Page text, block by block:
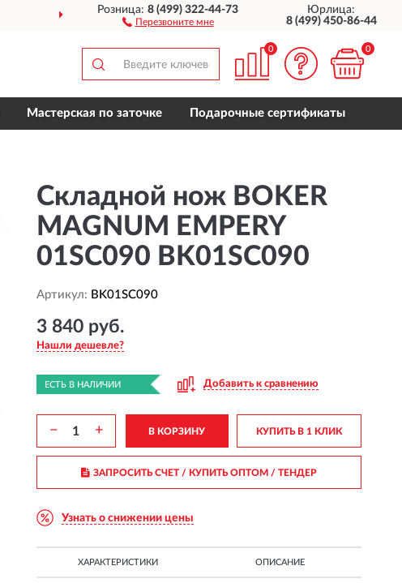
ДОСТАВИМ ПО ВСЕЙ РОССИИ
Розница:8 (499) 322-44-73
Перезвоните мне
Юрлица:
8 (499) 450-86-44
0 0
Мастерская по заточке Подарочные сертификаты
Складной нож BOKER
MAGNUM EMPERY
01SC090 BK01SC090
Артикул: BK01SC090
3 840 руб.
Нашли дешевле?
ЕСТЬ В НАЛИЧИИ Добавить к сравнению
− + В КОРЗИНУ КУПИТЬ В 1 КЛИК
ЗАПРОСИТЬ СЧЕТ / КУПИТЬ ОПТОМ/ ТЕНДЕР
Узнать о снижении цены
ХАРАКТЕРИСТИКИ ОПИСАНИЕ